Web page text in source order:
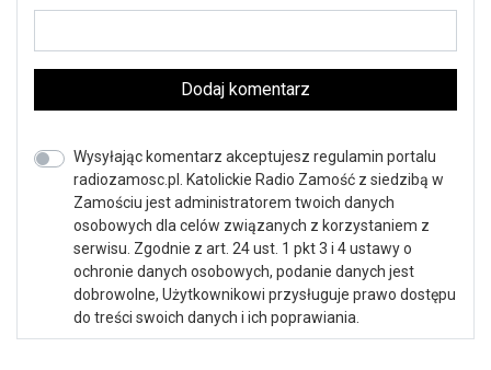
Dodaj komentarz
Wysyłając komentarz akceptujesz regulamin portalu
radiozamosc.pl. Katolickie Radio Zamość z siedzibą w
Zamościu jest administratorem twoich danych
osobowych dla celów związanych z korzystaniem z
serwisu. Zgodnie z art. 24 ust. 1 pkt 3 i 4 ustawy o
ochronie danych osobowych, podanie danych jest
dobrowolne, Użytkownikowi przysługuje prawo dostępu
do treści swoich danych i ich poprawiania.